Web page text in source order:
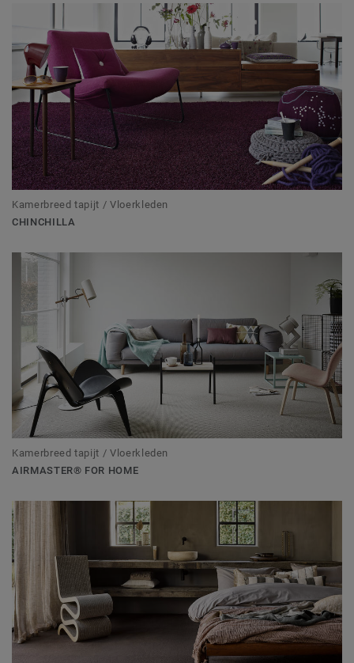
Kamerbreed tapijt / Vloerkleden
CHINCHILLA
Kamerbreed tapijt / Vloerkleden
AIRMASTER® FOR HOME